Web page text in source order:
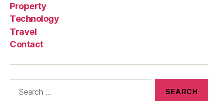
Property
Technology
Travel
Contact